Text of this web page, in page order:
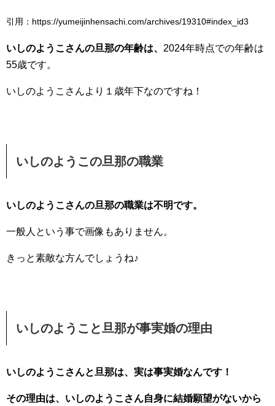
引用：https://yumeijinhensachi.com/archives/19310#index_id3
いしのようこさんの旦那の年齢は、 2024年時点での年齢は
55歳です。
いしのようこさんより１歳年下なのですね！
いしのようこの旦那の職業
いしのようこさんの旦那の職業は不明です。
一般人という事で画像もありません。
きっと素敵な方んでしょうね♪
いしのようこと旦那が事実婚の理由
いしのようこさんと旦那は、実は事実婚なんです！
その理由は、いしのようこさん自身に結婚願望がないから